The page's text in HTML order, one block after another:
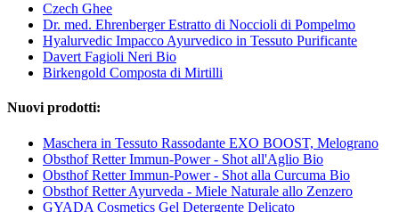
Czech Ghee
Dr. med. Ehrenberger Estratto di Noccioli di Pompelmo
Hyalurvedic Impacco Ayurvedico in Tessuto Purificante
Davert Fagioli Neri Bio
Birkengold Composta di Mirtilli
Nuovi prodotti:
Maschera in Tessuto Rassodante EXO BOOST, Melograno
Obsthof Retter Immun-Power - Shot all'Aglio Bio
Obsthof Retter Immun-Power - Shot alla Curcuma Bio
Obsthof Retter Ayurveda - Miele Naturale allo Zenzero
GYADA Cosmetics Gel Detergente Delicato